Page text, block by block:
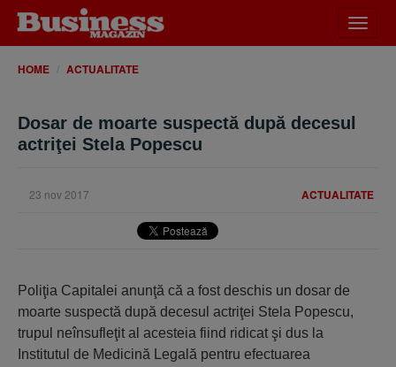
meniu
HOME ACTUALITATE
Dosar de moarte suspectă după decesul
actriţei Stela Popescu
ACTUALITATE
23 nov 2017
Poliţia Capitalei anunţă că a fost deschis un dosar de
moarte suspectă după decesul actriţei Stela Popescu,
trupul neînsufleţit al acesteia fiind ridicat şi dus la
Institutul de Medicină Legală pentru efectuarea